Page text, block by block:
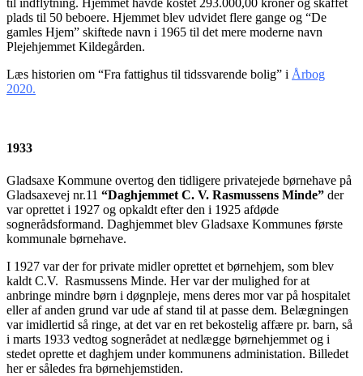
til indflytning. Hjemmet havde kostet 293.000,00 kroner og skaffet
plads til 50 beboere. Hjemmet blev udvidet flere gange og “De
gamles Hjem” skiftede navn i 1965 til det mere moderne navn
Plejehjemmet Kildegården.
Læs historien om “Fra fattighus til tidssvarende bolig” i Årbog
2020.
1933
Gladsaxe Kommune overtog den tidligere privatejede børnehave på
Gladsaxevej nr.11 “Daghjemmet C. V. Rasmussens Minde” der
var oprettet i 1927 og opkaldt efter den i 1925 afdøde
sognerådsformand. Daghjemmet blev Gladsaxe Kommunes første
kommunale børnehave.
I 1927 var der for private midler oprettet et børnehjem, som blev
kaldt C.V. Rasmussens Minde. Her var der mulighed for at
anbringe mindre børn i døgnpleje, mens deres mor var på hospitalet
eller af anden grund var ude af stand til at passe dem. Belægningen
var imidlertid så ringe, at det var en ret bekostelig affære pr. barn, så
i marts 1933 vedtog sognerådet at nedlægge børnehjemmet og i
stedet oprette et daghjem under kommunens administation. Billedet
her er således fra børnehjemstiden.